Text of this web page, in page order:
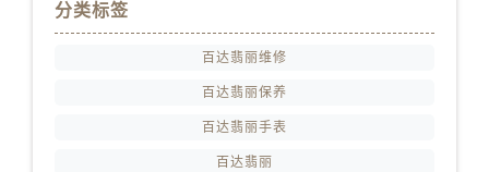
分类标签
百达翡丽维修
百达翡丽保养
百达翡丽手表
百达翡丽